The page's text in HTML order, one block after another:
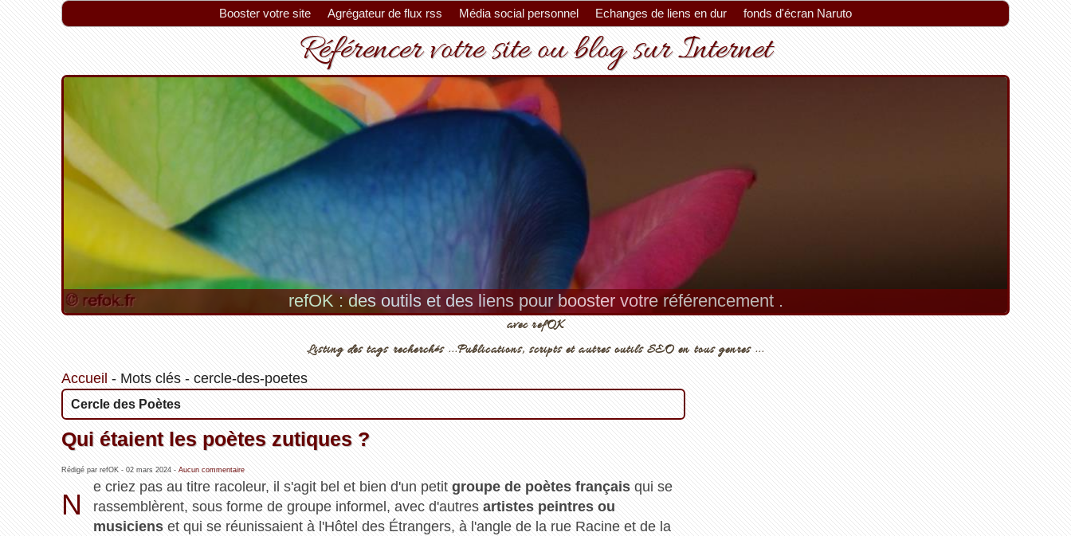
Booster votre site Agrégateur de flux rss Média social personnel Echanges de liens en dur fonds d'écran Naruto
Référencer votre site ou blog sur Internet
refOK : des outils et des liens pour booster votre référencement .
avec refOK
Listing des tags recherchés ...Publications, scripts et autres outils SEO en tous genres ...
Accueil - Mots clés- cercle-des-poetes
Cercle des Poètes
Qui étaient les poètes zutiques ?
Rédigé par refOK - 02 mars 2024- Aucun commentaire
N
e criez pas au titre racoleur, il s'agit bel et bien d'un petit groupe de poètes français qui se
rassemblèrent, sous forme de groupe informel, avec d'autres artistes peintres ou
musiciens et qui se réunissaient à l'Hôtel des Étrangers, à l'angle de la rue Racine et de la